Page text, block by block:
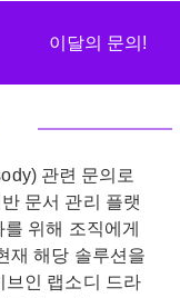
이달의 문의!
관련 문의로
문서 관리 플랫
위해 조직에게
재 해당 솔루션을
브인 랩소디 드라